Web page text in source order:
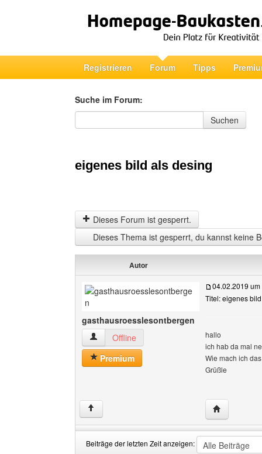
Registrieren Forum Tipps
Suche im Forum:
Suche im Forum
Suchen
eigenes bild als desing
Dieses Forum ist gesperrt.
Dieses Thema ist gesperrt, du kannst keine
Autor
gasthausroesslesontbergen
gasthausroesslesontbergen Benutzer-Profile
Offline
Premium
04.02.2019
Titel: eigenes
hallo
ich hab da mal
Wie mach ich
Grüßle
↑ Website
Beiträge der letzten Zeit anzeigen: